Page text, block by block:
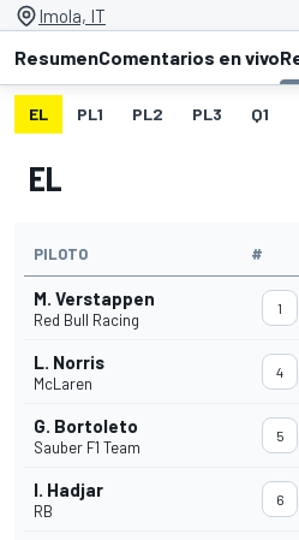
Imola, IT
ResumenComentarios en vivo
EL PL1 PL2 PL3 Q1
EL
PILOTO #
M. Verstappen
Red Bull Racing
1
L. Norris
McLaren
4
G. Bortoleto
Sauber F1 Team
5
I. Hadjar
RB
6